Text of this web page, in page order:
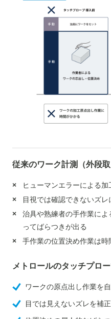
従来のワーク計測（外段取
ヒューマンエラーによる加
目視では確認できないズ
治具や熟練者の手作業に
ってばらつきが出る
手作業の位置決め作業は時
メトロールのタッチプロー
ワークの原点出し作業を
目では見えないズレを補